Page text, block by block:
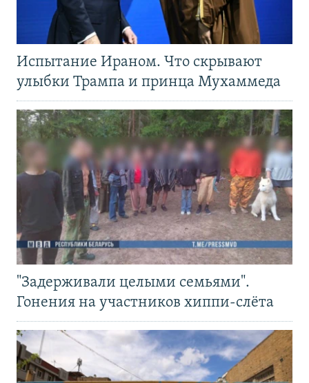
Испытание Ираном. Что скрывают
улыбки Трампа и принца Мухаммеда
"Задерживали целыми семьями".
Гонения на участников хиппи-слёта